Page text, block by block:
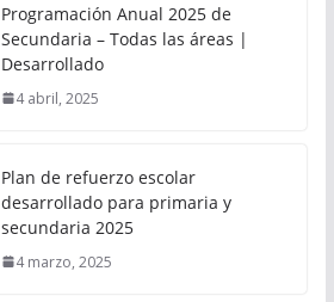
Programación Anual 2025 de
Secundaria – Todas las áreas |
Desarrollado
4 abril, 2025
Plan de refuerzo escolar
desarrollado para primaria y
secundaria 2025
4 marzo, 2025